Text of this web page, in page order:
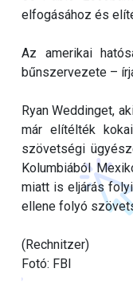
elfogásához és
Az amerikai
bűnszervezete –
Ryan Weddinget,
már elítélték
szövetségi
Kolumbiából
miatt is eljárás
ellene folyó
(Rechnitzer)
Fotó: FBI